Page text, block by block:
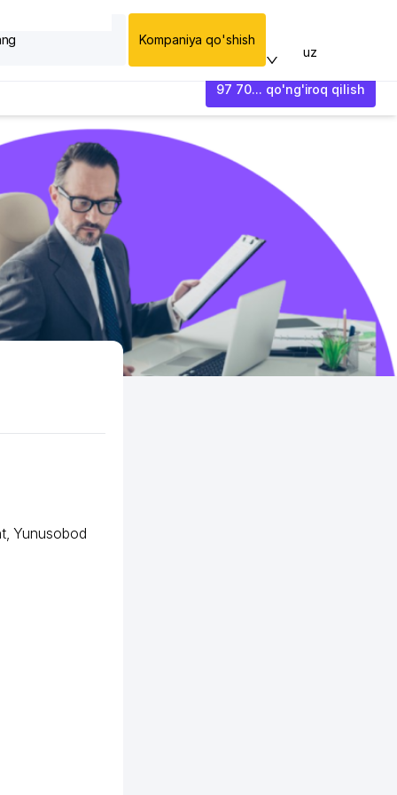
Kompaniya qo'shish
uz
97 70... qo'ng'iroq qilish
Yunusobod